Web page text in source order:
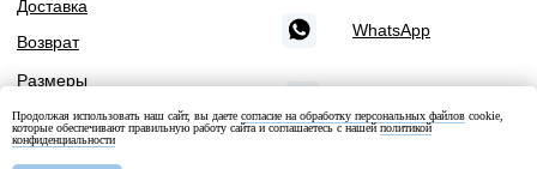
Продолжая использовать наш сайт, вы даете согласие на обработку персональных файлов cookie,
которые обеспечивают правильную работу сайта и соглашаетесь с нашейполитикой
конфиденциальности